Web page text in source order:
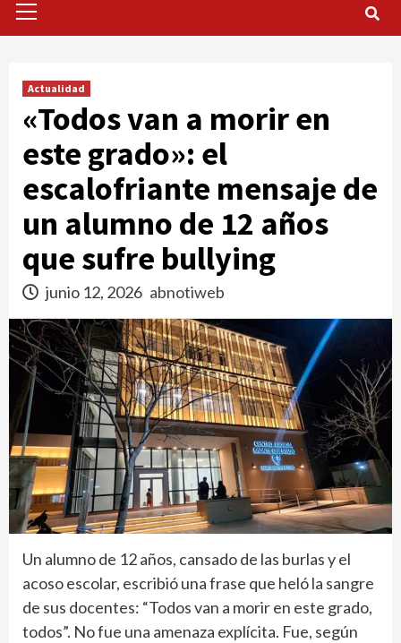
Menu
Actualidad
«Todos van a morir en
este grado»: el
escalofriante mensaje de
un alumno de 12 años
que sufre bullying
junio 12, 2026 abnotiweb
Un alumno de 12 años, cansado de las burlas y el
acoso escolar, escribió una frase que heló la sangre
de sus docentes: “Todos van a morir en este grado,
todos”. No fue una amenaza explícita. Fue, según